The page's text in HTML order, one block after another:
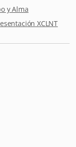
y Alma
XCLNT